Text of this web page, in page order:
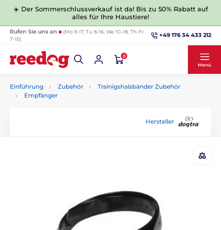
☀️ Der Sommerschlussverkauf ist da! Bis zu 50% Rabatt auf
alles für Ihre Haustiere!
Rufen Sie uns an
(Mo 9-17, Tu 8-16, We 10-18, Th-Fr
7-15)
+49 176 34 433 212
0
Menü
Einführung Zubehör
Trainigshalsbänder Zubehör
Empfänger
Hersteller